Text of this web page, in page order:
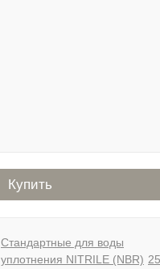
Купить
Стандартные для воды
уплотнения NITRILE (NBR)